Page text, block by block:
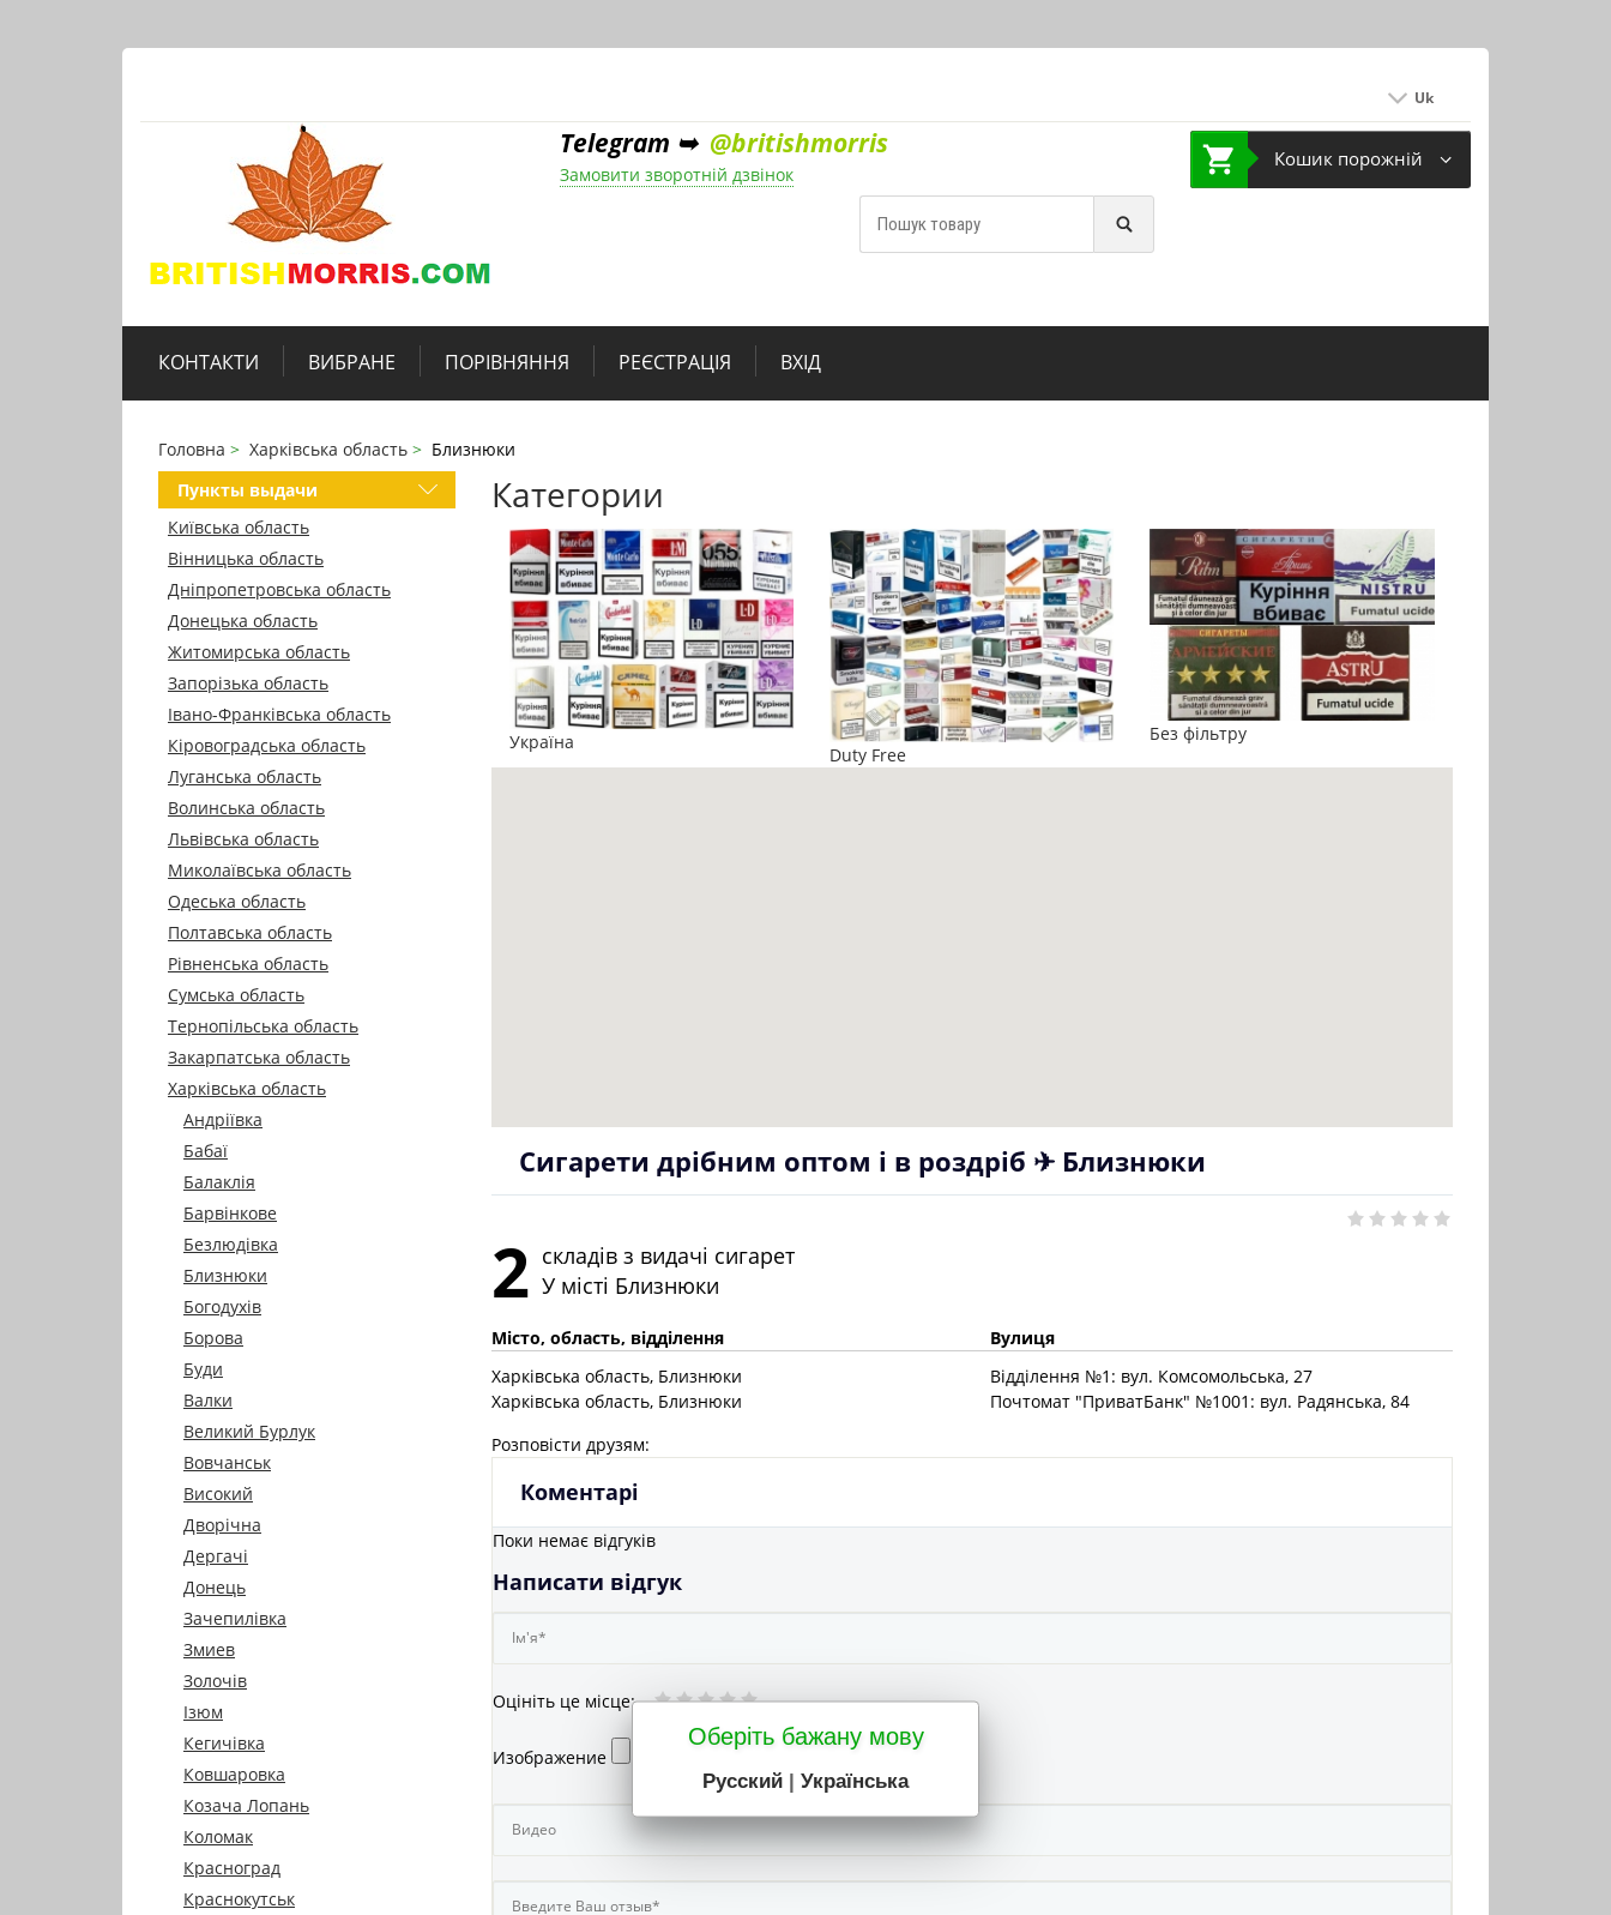
Оберіть бажану мову
Русский | Українська
Uk
Telegram ➥ @britishmorris
Замовити зворотній дзвінок
Кошик порожній
КОНТАКТИ ВИБРАНЕ ПОРІВНЯННЯ РЕЄСТРАЦІЯ ВХІД
Головна Харківська область
Близнюки
Пункты выдачи
Київська область
Вінницька область
Дніпропетровська область
Донецька область
Житомирська область
Запорізька область
Івано-Франківська область
Кіровоградська область
Луганська область
Волинська область
Львівська область
Миколаївська область
Одеська область
Полтавська область
Рівненська область
Сумська область
Тернопільська область
Закарпатська область
Харківська область
Андріївка
Бабаї
Балаклія
Барвінкове
Безлюдівка
Близнюки
Богодухів
Борова
Буди
Валки
Великий Бурлук
Вовчанськ
Високий
Дворічна
Дергачі
Донець
Зачепилівка
Змиев
Золочів
Ізюм
Кегичівка
Ковшаровка
Козача Лопань
Коломак
Красноград
Краснокутськ
Категории
Україна
Duty Free
Без фільтру
Сигарети дрібним оптом і в роздріб ✈ Близнюки
2 складів з видачі сигарет
У місті Близнюки
Місто, область, відділення
Вулиця
Харківська область, Близнюки
Відділення №1: вул. Комсомольська, 27
Харківська область, Близнюки
Почтомат "ПриватБанк" №1001: вул. Радянська, 84
Розповісти друзям:
Коментарі
Поки немає відгуків
Написати відгук
Оцініть це місце:
Изображение